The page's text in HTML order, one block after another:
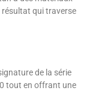
résultat qui traverse
de la série
tout en offrant une